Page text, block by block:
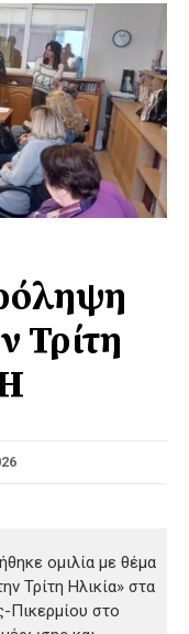
Τρίτη
ομιλία με θέμα
Τρίτη Ηλικία» στα
στο